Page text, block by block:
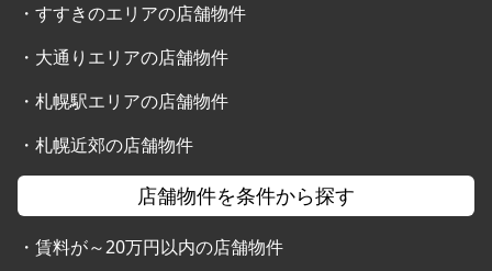
・ すすきのエリアの店舗物件
・ 大通りエリアの店舗物件
・ 札幌駅エリアの店舗物件
・ 札幌近郊の店舗物件
店舗物件を条件から探す
・ 賃料が～20万円以内の店舗物件